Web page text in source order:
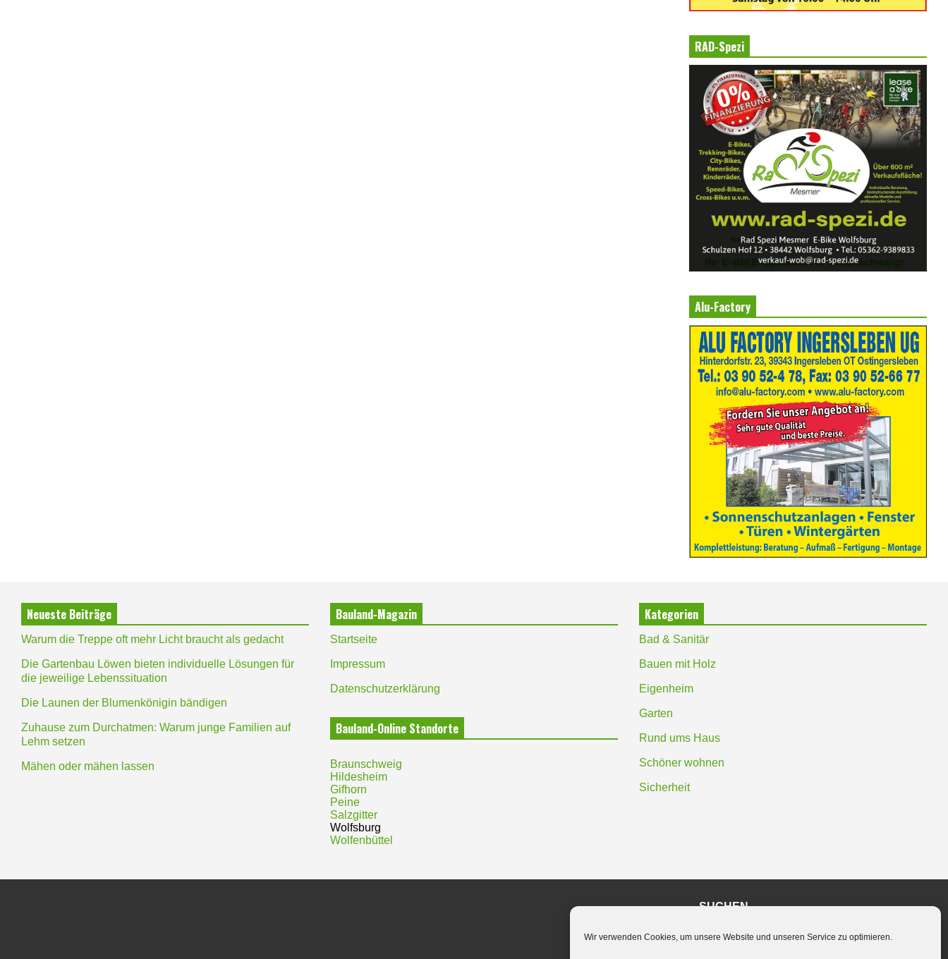
Wir verwenden Cookies, um unsere Website und unseren Service zu optimieren.
RAD-Spezi
Alu-Factory
Neueste Beiträge
Warum die Treppe oft mehr Licht braucht als gedacht
Die Gartenbau Löwen bieten individuelle Lösungen für
die jeweilige Lebenssituation
Die Launen der Blumenkönigin bändigen
Zuhause zum Durchatmen: Warum junge Familien auf
Lehm setzen
Mähen oder mähen lassen
Bauland-Magazin
Startseite
Impressum
Datenschutzerklärung
Bauland-Online Standorte
Braunschweig
Hildesheim
Gifhorn
Peine
Salzgitter
Wolfsburg
Wolfenbüttel
Kategorien
Bad & Sanitär
Bauen mit Holz
Eigenheim
Garten
Rund ums Haus
Schöner wohnen
Sicherheit
SUCHEN